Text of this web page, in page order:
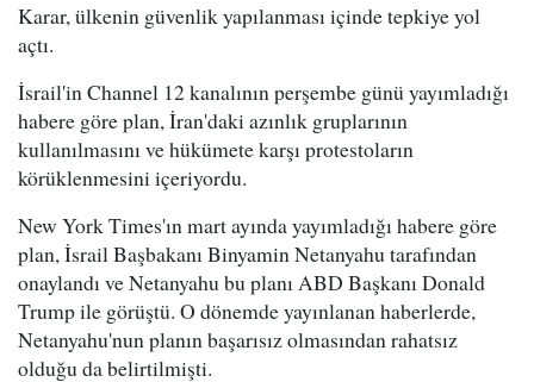
Karar, ülkenin güvenlik yapılanması içinde tepkiye yol
açtı.
İsrail'in Channel 12 kanalının perşembe günü yayımladığı
habere göre plan, İran'daki azınlık gruplarının
kullanılmasını ve hükümete karşı protestoların
körüklenmesini içeriyordu.
New York Times'ın mart ayında yayımladığı habere göre
plan, İsrail Başbakanı Binyamin Netanyahu tarafından
onaylandı ve Netanyahu bu planı ABD Başkanı Donald
Trump ile görüştü. O dönemde yayınlanan haberlerde,
Netanyahu'nun planın başarısız olmasından rahatsız
olduğu da belirtilmişti.